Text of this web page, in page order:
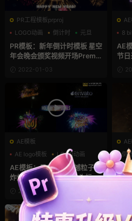
PR工程模板prproj
LOGO动画
倒计时 元旦
PR模板：新年倒计时模板 星空
年会晚会颁奖视频开场Premie
re片头模板 New Year Count
down
2022-01-03
8
AE
节
AE
n
AE模板
AE logo模板
LOGO动画
元旦
AE模板：星空夜晚震撼粒子爆
炸烟雾烟火烟花视频片头标题
开场AE模板 Fireworks & Exp
losion Logo
2021-12-29
倒
AE
诞
模